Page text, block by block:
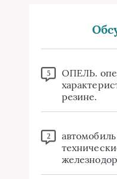
5
ОПЕЛЬ.
резине.
2